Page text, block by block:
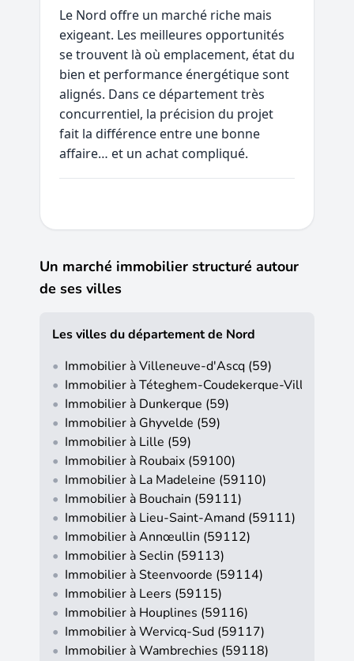
Le Nord offre un marché riche mais
exigeant. Les meilleures opportunités
se trouvent là où emplacement, état du
bien et performance énergétique sont
alignés. Dans ce département très
concurrentiel, la précision du projet
fait la différence entre une bonne
affaire… et un achat compliqué.
Un marché immobilier structuré autour
de ses villes
Les villes du département de Nord
• Immobilier à Villeneuve-d'Ascq (59)
• Immobilier à Téteghem-Coudekerque-Village (59)
• Immobilier à Dunkerque (59)
• Immobilier à Ghyvelde (59)
• Immobilier à Lille (59)
• Immobilier à Roubaix (59100)
• Immobilier à La Madeleine (59110)
• Immobilier à Bouchain (59111)
• Immobilier à Lieu-Saint-Amand (59111)
• Immobilier à Annœullin (59112)
• Immobilier à Seclin (59113)
• Immobilier à Steenvoorde (59114)
• Immobilier à Leers (59115)
• Immobilier à Houplines (59116)
• Immobilier à Wervicq-Sud (59117)
• Immobilier à Wambrechies (59118)